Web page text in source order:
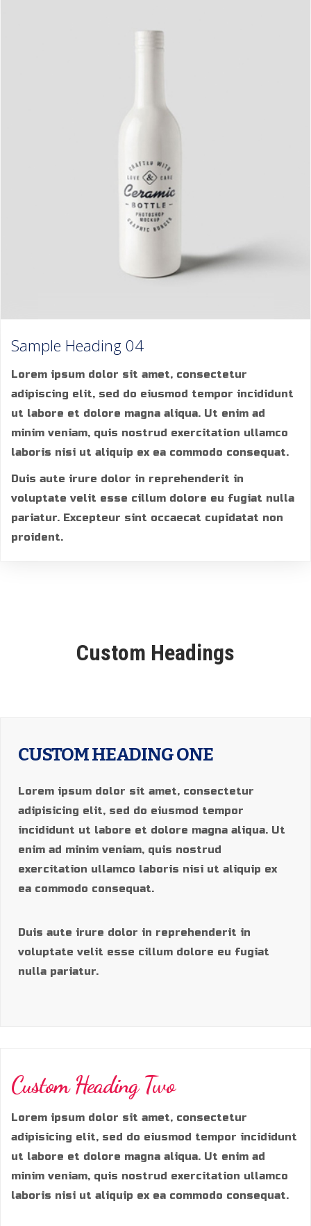
Sample Heading 04
Lorem ipsum dolor sit amet, consectetur
adipiscing elit, sed do eiusmod tempor incididunt
ut labore et dolore magna aliqua. Ut enim ad
minim veniam, quis nostrud exercitation ullamco
laboris nisi ut aliquip ex ea commodo consequat.
Duis aute irure dolor in reprehenderit in
voluptate velit esse cillum dolore eu fugiat nulla
pariatur. Excepteur sint occaecat cupidatat non
proident.
Custom Headings
CUSTOM HEADING ONE
Lorem ipsum dolor sit amet, consectetur
adipisicing elit, sed do eiusmod tempor
incididunt ut labore et dolore magna aliqua. Ut
enim ad minim veniam, quis nostrud
exercitation ullamco laboris nisi ut aliquip ex
ea commodo consequat.
Duis aute irure dolor in reprehenderit in
voluptate velit esse cillum dolore eu fugiat
nulla pariatur.
Custom Heading Two
Lorem ipsum dolor sit amet, consectetur
adipisicing elit, sed do eiusmod tempor incididunt
ut labore et dolore magna aliqua. Ut enim ad
minim veniam, quis nostrud exercitation ullamco
laboris nisi ut aliquip ex ea commodo consequat.